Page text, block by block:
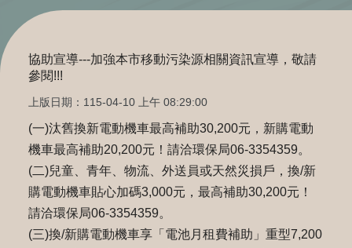
協助宣導---加強本市移動污染源相關資訊宣導，敬請
參閱!!!
上版日期：115-04-10 上午 08:29:00
(一)汰舊換新電動機車最高補助30,200元，新購電動
機車最高補助20,200元！請洽環保局06-3354359。
(二)兒童、青年、物流、外送員或天然災損戶，換/新
購電動機車貼心加碼3,000元，最高補助30,200元！
請洽環保局06-3354359。
(三)換/新購電動機車享「電池月租費補助」重型7,200